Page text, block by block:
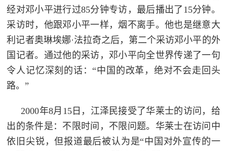
经对邓小平进行过85分钟专访，最后播出了15分钟。
采访时，他跟邓小平一样，烟不离手。他也是继意大
利记者奥琳埃娜·法拉奇之后，第二个采访邓小平的外
国记者。通过他的采访，邓小平向全世界传递了一句
令人记忆深刻的话：“中国的改革，绝对不会走回头
路。”
2000年8月15日，江泽民接受了华莱士的访问，给
出的条件是：不限时间，不限问题。华莱士在访问中
依旧尖锐，但报道最后被认为是“中国对外宣传的一